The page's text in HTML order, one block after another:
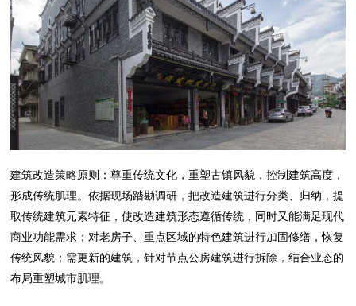
建筑改造策略原则：尊重传统文化，重塑古镇风貌，控制建筑高度，
形成传统肌理。依据现场踏勘调研，把改造建筑进行分类、归纳，提
取传统建筑元素特征，使改造建筑形态遵循传统，同时又能满足现代
商业功能需求；对老房子、重点区域的特色建筑进行加固修缮，恢复
传统风貌；需更新的建筑，针对节点公房建筑进行拆除，结合业态的
布局重塑城市肌理。